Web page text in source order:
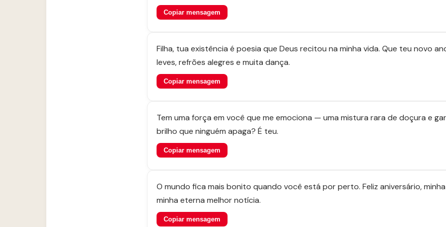
Copiar mensagem
Filha, tua existência é poesia que Deus recitou na minha vida. Que teu novo
leves, refrões alegres e muita dança.
Copiar mensagem
Tem uma força em você que me emociona — uma mistura rara de doçura e
brilho que ninguém apaga? É teu.
Copiar mensagem
O mundo fica mais bonito quando você está por perto. Feliz aniversário,
minha eterna melhor notícia.
Copiar mensagem